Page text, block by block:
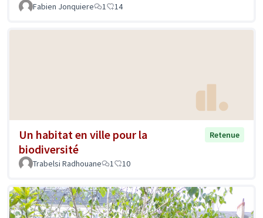
Fabien Jonquiere
1 14
Un habitat en ville pour la
biodiversité
Retenue
Trabelsi Radhouane 1 10